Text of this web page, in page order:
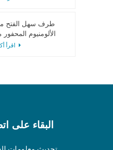
طرف سهل الفتح
الألومنيوم المحفور
لسان
البقاء على